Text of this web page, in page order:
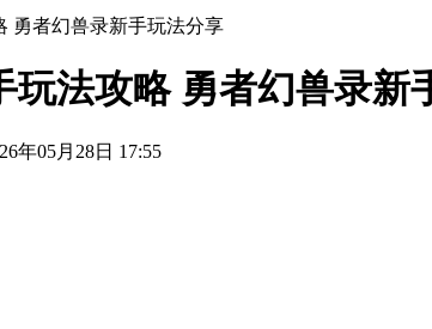
勇者幻兽录新手玩法分享
玩法攻略 勇者幻兽录新
年05月28日 17:55